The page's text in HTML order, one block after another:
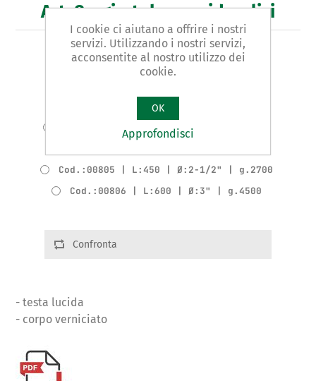
Art. 8 - giratubo per idraulici
GIRATUBO PER IDUALICI Tipo AMERICANO
Cod.:00802 | L:200 | Ø:1" | g.350
Cod.:00803 | L:250 | Ø:1-1/2" | g.800
Cod.:00805 | L:450 | Ø:2-1/2" | g.2700
Cod.:00806 | L:600 | Ø:3" | g.4500
Confronta
- testa lucida
- corpo verniciato
I cookie ci aiutano a offrire i nostri
servizi. Utilizzando i nostri servizi,
acconsentite al nostro utilizzo dei
cookie.
OK
Approfondisci